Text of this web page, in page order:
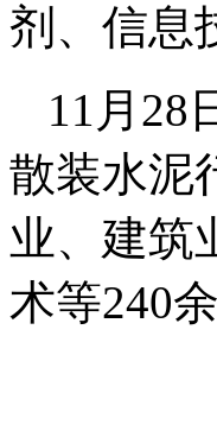
剂、信息
11月28
散装水泥
业、建筑
术等240